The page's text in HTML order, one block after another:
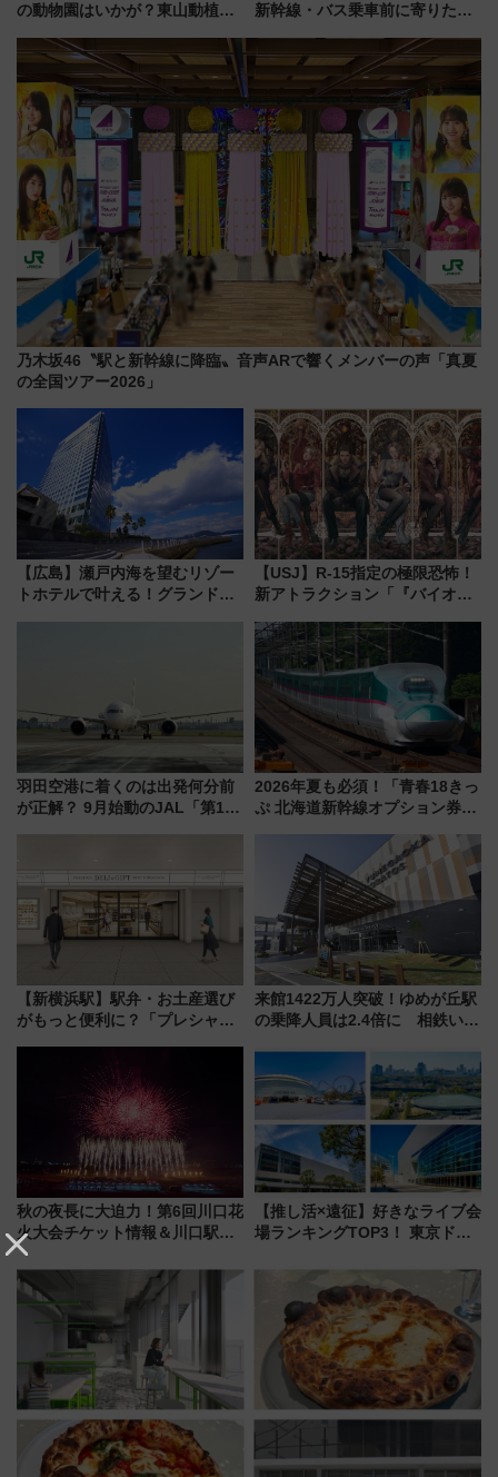
の動物園はいかが？東山動植物
ZOO」開催情報
新幹線・バス乗車前に寄りたい
やり＆スタミナグルメ」6選【新
店舗も！】
乃木坂46〝駅と新幹線に降臨〟音声ARで響くメンバーの声「真夏
の全国ツアー2026」
【広島】瀬戸内海を望むリゾー
トホテルで叶える！グランドプ
【USJ】R-15指定の極限恐怖！
新アトラクション「『バイオハ
ブ」今秋登場 ―予測不能の恐
怖に泣き叫べ―
羽田空港に着くのは出発何分前
が正解？ 9月始動のJAL「第1タ
2026年夏も必須！「青春18きっ
ぷ 北海道新幹線オプション券」
【新横浜駅】駅弁・お土産選び
がもっと便利に？「プレシャス
ン 場所や営業時間・限定弁当
来館1422万人突破！ゆめが丘駅
の乗降人員は2.4倍に 相鉄いず
年祭にそうにゃん＆DB.スター
マンが登場
秋の夜長に大迫力！第6回川口花
火大会チケット情報＆川口駅か
らのアクセスガイド
【推し活×遠征】好きなライブ会
場ランキングTOP3！ 東京ドー
由と交通アクセス術、ライブ会
場に何を求める？